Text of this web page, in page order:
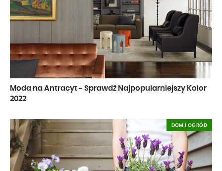
Moda na Antracyt - Sprawdź Najpopularniejszy Kolor
2022
DOM I OGRÓD